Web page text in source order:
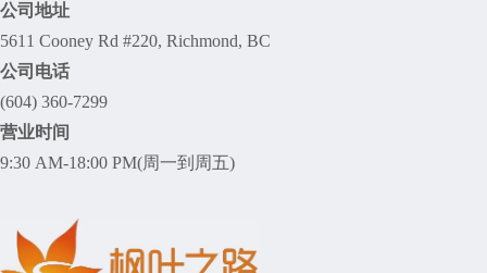
公司地址
5611 Cooney Rd #220, Richmond, BC
公司电话
(604) 360-7299
营业时间
9:30 AM-18:00 PM(周一到周五)